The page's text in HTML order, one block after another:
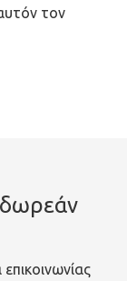
τον
δωρεάν